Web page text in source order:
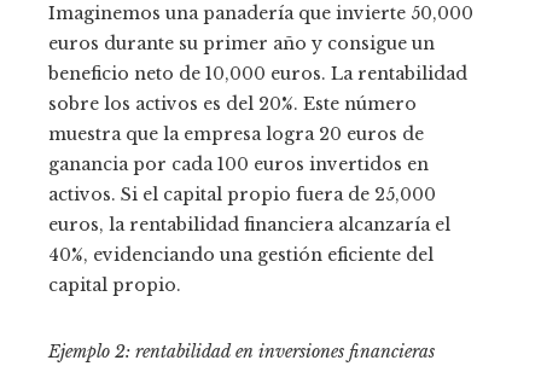
Imaginemos una panadería que invierte 50,000
euros durante su primer año y consigue un
beneficio neto de 10,000 euros. La rentabilidad
sobre los activos es del 20%. Este número
muestra que la empresa logra 20 euros de
ganancia por cada 100 euros invertidos en
activos. Si el capital propio fuera de 25,000
euros, la rentabilidad financiera alcanzaría el
40%, evidenciando una gestión eficiente del
capital propio.
Ejemplo 2: rentabilidad en inversiones financieras